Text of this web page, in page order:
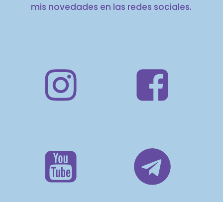
mis novedades en las redes sociales.